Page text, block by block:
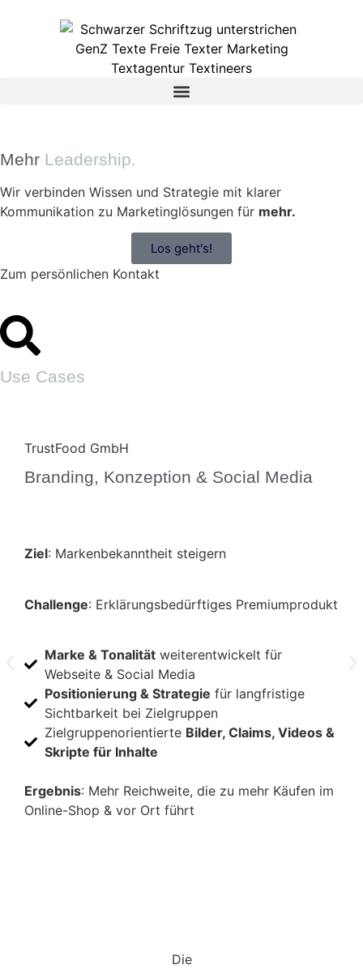
Mehr Leadership.
Wir verbinden Wissen und Strategie mit klarer
Kommunikation zu Marketinglösungen für mehr.
Los geht's!
Zum persönlichen Kontakt
Use Cases
TrustFood GmbH
Branding, Konzeption & Social Media
Ziel: Markenbekanntheit steigern
Challenge: Erklärungsbedürftiges Premiumprodukt
Marke & Tonalität weiterentwickelt für
Webseite & Social Media
Positionierung & Strategie für langfristige
Sichtbarkeit bei Zielgruppen
Zielgruppenorientierte Bilder, Claims, Videos &
Skripte für Inhalte
Ergebnis: Mehr Reichweite, die zu mehr Käufen im
Online-Shop & vor Ort führt
Die